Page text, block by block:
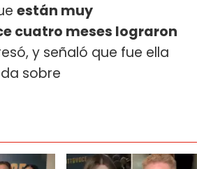
están muy
cuatro meses lograron
y señaló que fue ella
sobre